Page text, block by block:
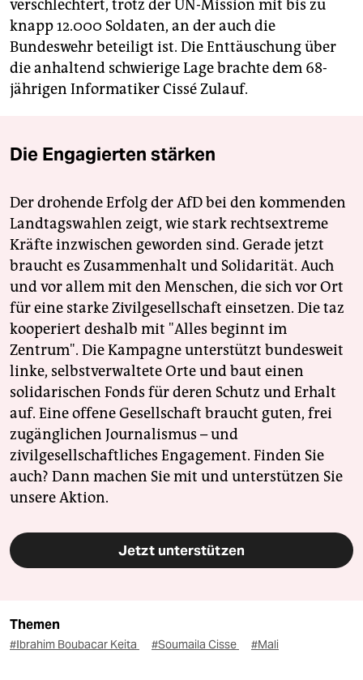
verschlechtert, trotz der UN-Mission mit bis zu
knapp 12.000 Soldaten, an der auch die
Bundeswehr beteiligt ist. Die Enttäuschung über
die anhaltend schwierige Lage brachte dem 68-
jährigen Informatiker Cissé Zulauf.
Die Engagierten stärken
Der drohende Erfolg der AfD bei den kommenden
Landtagswahlen zeigt, wie stark rechtsextreme
Kräfte inzwischen geworden sind. Gerade jetzt
braucht es Zusammenhalt und Solidarität. Auch
und vor allem mit den Menschen, die sich vor Ort
für eine starke Zivilgesellschaft einsetzen. Die taz
kooperiert deshalb mit "Alles beginnt im
Zentrum". Die Kampagne unterstützt bundesweit
linke, selbstverwaltete Orte und baut einen
solidarischen Fonds für deren Schutz und Erhalt
auf. Eine offene Gesellschaft braucht guten, frei
zugänglichen Journalismus – und
zivilgesellschaftliches Engagement. Finden Sie
auch? Dann machen Sie mit und unterstützen Sie
unsere Aktion.
Jetzt unterstützen
Themen
#Ibrahim Boubacar Keita #Soumaila Cisse #Mali